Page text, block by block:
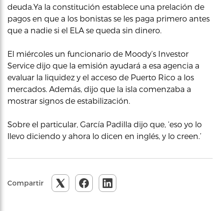
deuda.Ya la constitución establece una prelación de
pagos en que a los bonistas se les paga primero antes
que a nadie si el ELA se queda sin dinero.
El miércoles un funcionario de Moody’s Investor
Service dijo que la emisión ayudará a esa agencia a
evaluar la liquidez y el acceso de Puerto Rico a los
mercados. Además, dijo que la isla comenzaba a
mostrar signos de estabilización.
Sobre el particular, García Padilla dijo que, ‘eso yo lo
llevo diciendo y ahora lo dicen en inglés, y lo creen.’
Compartir